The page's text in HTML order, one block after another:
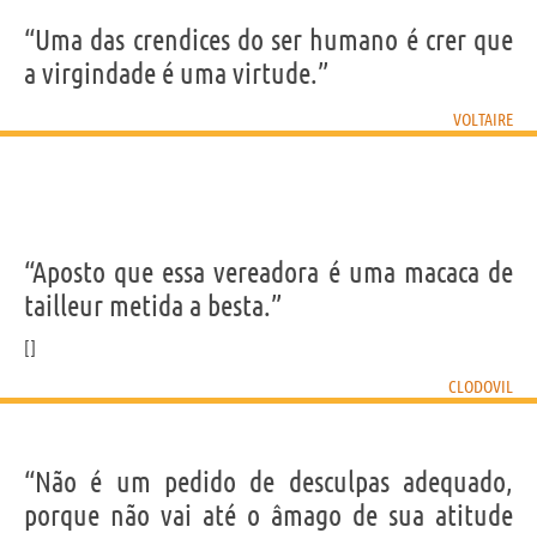
“Uma das crendices do ser humano é crer que
a virgindade é uma virtude.”
VOLTAIRE
“Aposto que essa vereadora é uma macaca de
tailleur metida a besta.”
CLODOVIL
“Não é um pedido de desculpas adequado,
porque não vai até o âmago de sua atitude